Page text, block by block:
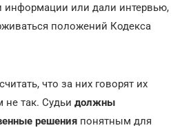
информации или дали интервью,
положений Кодекса
что за них говорят их
не так. Судьи должны
решения понятным для